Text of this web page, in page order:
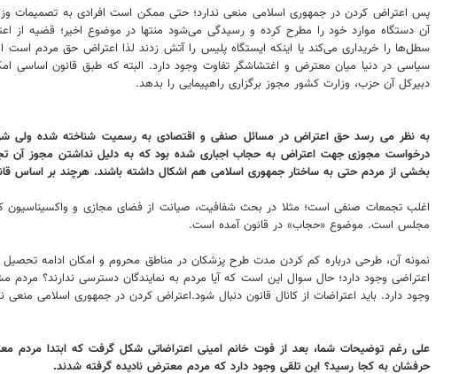
پس اعتراض کردن در جمهوری اسلامی منعی ندارد؛ حتی ممکن است افرادی به تصمیمات
آن دستگاه موارد خود را مطرح کرده و رسیدگی می‌شود منتها در موضوع اخیر؛ قضیه
سطل‌ها را خریداری می‌کند یا اینکه ایستگاه پلیس را آتش زدند لذا اعتراض حق مردم
سیاسی در دنیا میان معترض و اغتشاشگر تفاوت وجود دارد. البته که طبق قانون اساسی
دبیرکل آن حزب، وزارت کشور مجوز برگزاری راهپیمایی را بدهد.
به نظر می رسد حق اعتراض در مسائل صنفی و اقتصادی به رسمیت شناخته شده ولی
درخواست مجوزی جهت اعتراض به حجاب اجباری شده بود که به دلیل نداشتن مجوز آن
بخشی از مردم حتی به ساختار جمهوری اسلامی هم اشکال داشته باشند. هرچند بر اساس
اغلب تجمعات صنفی است؛ مثلا در بحث شفافیت، صیانت از فضای مجازی و واکسیناسیون
مجلس است. موضوع «حجاب» در قانون آمده است.
نمونه آن، طرحی درباره کم کردن مدت طرح پزشکان در مناطق محروم و امکان ادامه
اعتراضی وجود دارد؛ حال سوال این است که آیا مردم به نمایندگان دسترسی ندارند؟
وجود دارد. باید اعتراضات از کانال قانون دنبال شود.اعتراض کردن در جمهوری اسلامی
علی رغم توضیحات شما، بعد از فوت خانم امینی اعتراضاتی شکل گرفت که ابتدا مردم
حرفشان به کجا رسید؟ این تلقی وجود دارد که مردم معترض نادیده گرفته شدند.